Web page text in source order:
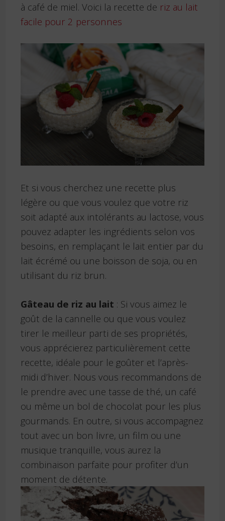
à café de miel. Voici la recette de riz au lait
facile pour 2 personnes
Et si vous cherchez une recette plus
légère ou que vous voulez que votre riz
soit adapté aux intolérants au lactose, vous
pouvez adapter les ingrédients selon vos
besoins, en remplaçant le lait entier par du
lait écrémé ou une boisson de soja, ou en
utilisant du riz brun.
Gâteau de riz au lait : Si vous aimez le
goût de la cannelle ou que vous voulez
tirer le meilleur parti de ses propriétés,
vous apprécierez particulièrement cette
recette, idéale pour le goûter et l’après-
midi d’hiver. Nous vous recommandons de
le prendre avec une tasse de thé, un café
ou même un bol de chocolat pour les plus
gourmands. En outre, si vous accompagnez
tout avec un bon livre, un film ou une
musique tranquille, vous aurez la
combinaison parfaite pour profiter d’un
moment de détente.